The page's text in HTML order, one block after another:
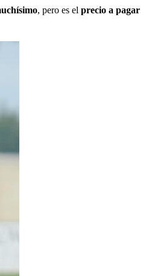
, pero es el precio a pagar